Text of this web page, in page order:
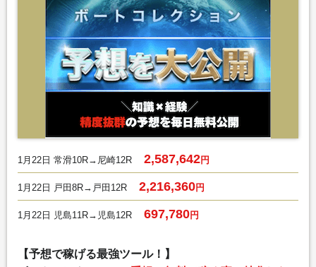
1月22日 常滑10R→尼崎12R 2,587,642円
1月22日 戸田8R→戸田12R 2,216,360円
1月22日 児島11R→児島12R 697,780円
【予想で稼げる最強ツール！】